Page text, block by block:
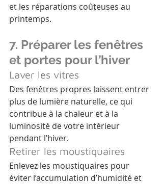
et les réparations coûteuses au
printemps.
7. Préparer les fenêtres
et portes pour l’hiver
Laver les vitres
Des fenêtres propres laissent entrer
plus de lumière naturelle, ce qui
contribue à la chaleur et à la
luminosité de votre intérieur
pendant l’hiver.
Retirer les moustiquaires
Enlevez les moustiquaires pour
éviter l’accumulation d’humidité et